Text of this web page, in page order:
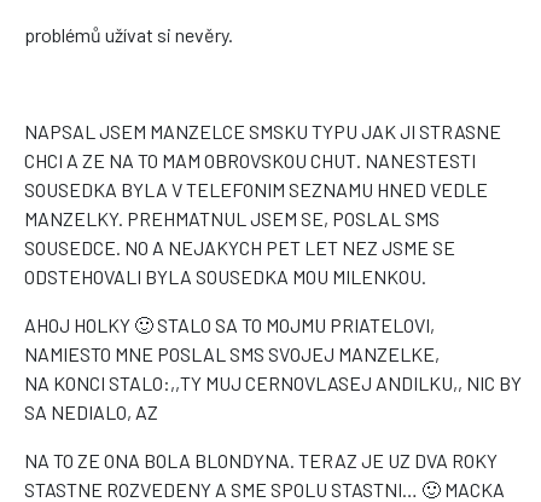
problémů užívat si nevěry.
NAPSAL JSEM MANZELCE SMSKU TYPU JAK JI STRASNE
CHCI A ZE NA TO MAM OBROVSKOU CHUT. NANESTESTI
SOUSEDKA BYLA V TELEFONIM SEZNAMU HNED VEDLE
MANZELKY. PREHMATNUL JSEM SE, POSLAL SMS
SOUSEDCE. NO A NEJAKYCH PET LET NEZ JSME SE
ODSTEHOVALI BYLA SOUSEDKA MOU MILENKOU.
AHOJ HOLKY 🙂 STALO SA TO MOJMU PRIATELOVI,
NAMIESTO MNE POSLAL SMS SVOJEJ MANZELKE,
NA KONCI STALO:,,TY MUJ CERNOVLASEJ ANDILKU,, NIC BY
SA NEDIALO, AZ
NA TO ZE ONA BOLA BLONDYNA. TERAZ JE UZ DVA ROKY
STASTNE ROZVEDENY A SME SPOLU STASTNI… 🙂 MACKA